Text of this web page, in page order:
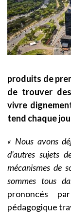
produits de
de trouver
vivre
tend chaque
« Nous avons
d’autres sujets
mécanismes de
sommes tous
prononcés
pédagogique